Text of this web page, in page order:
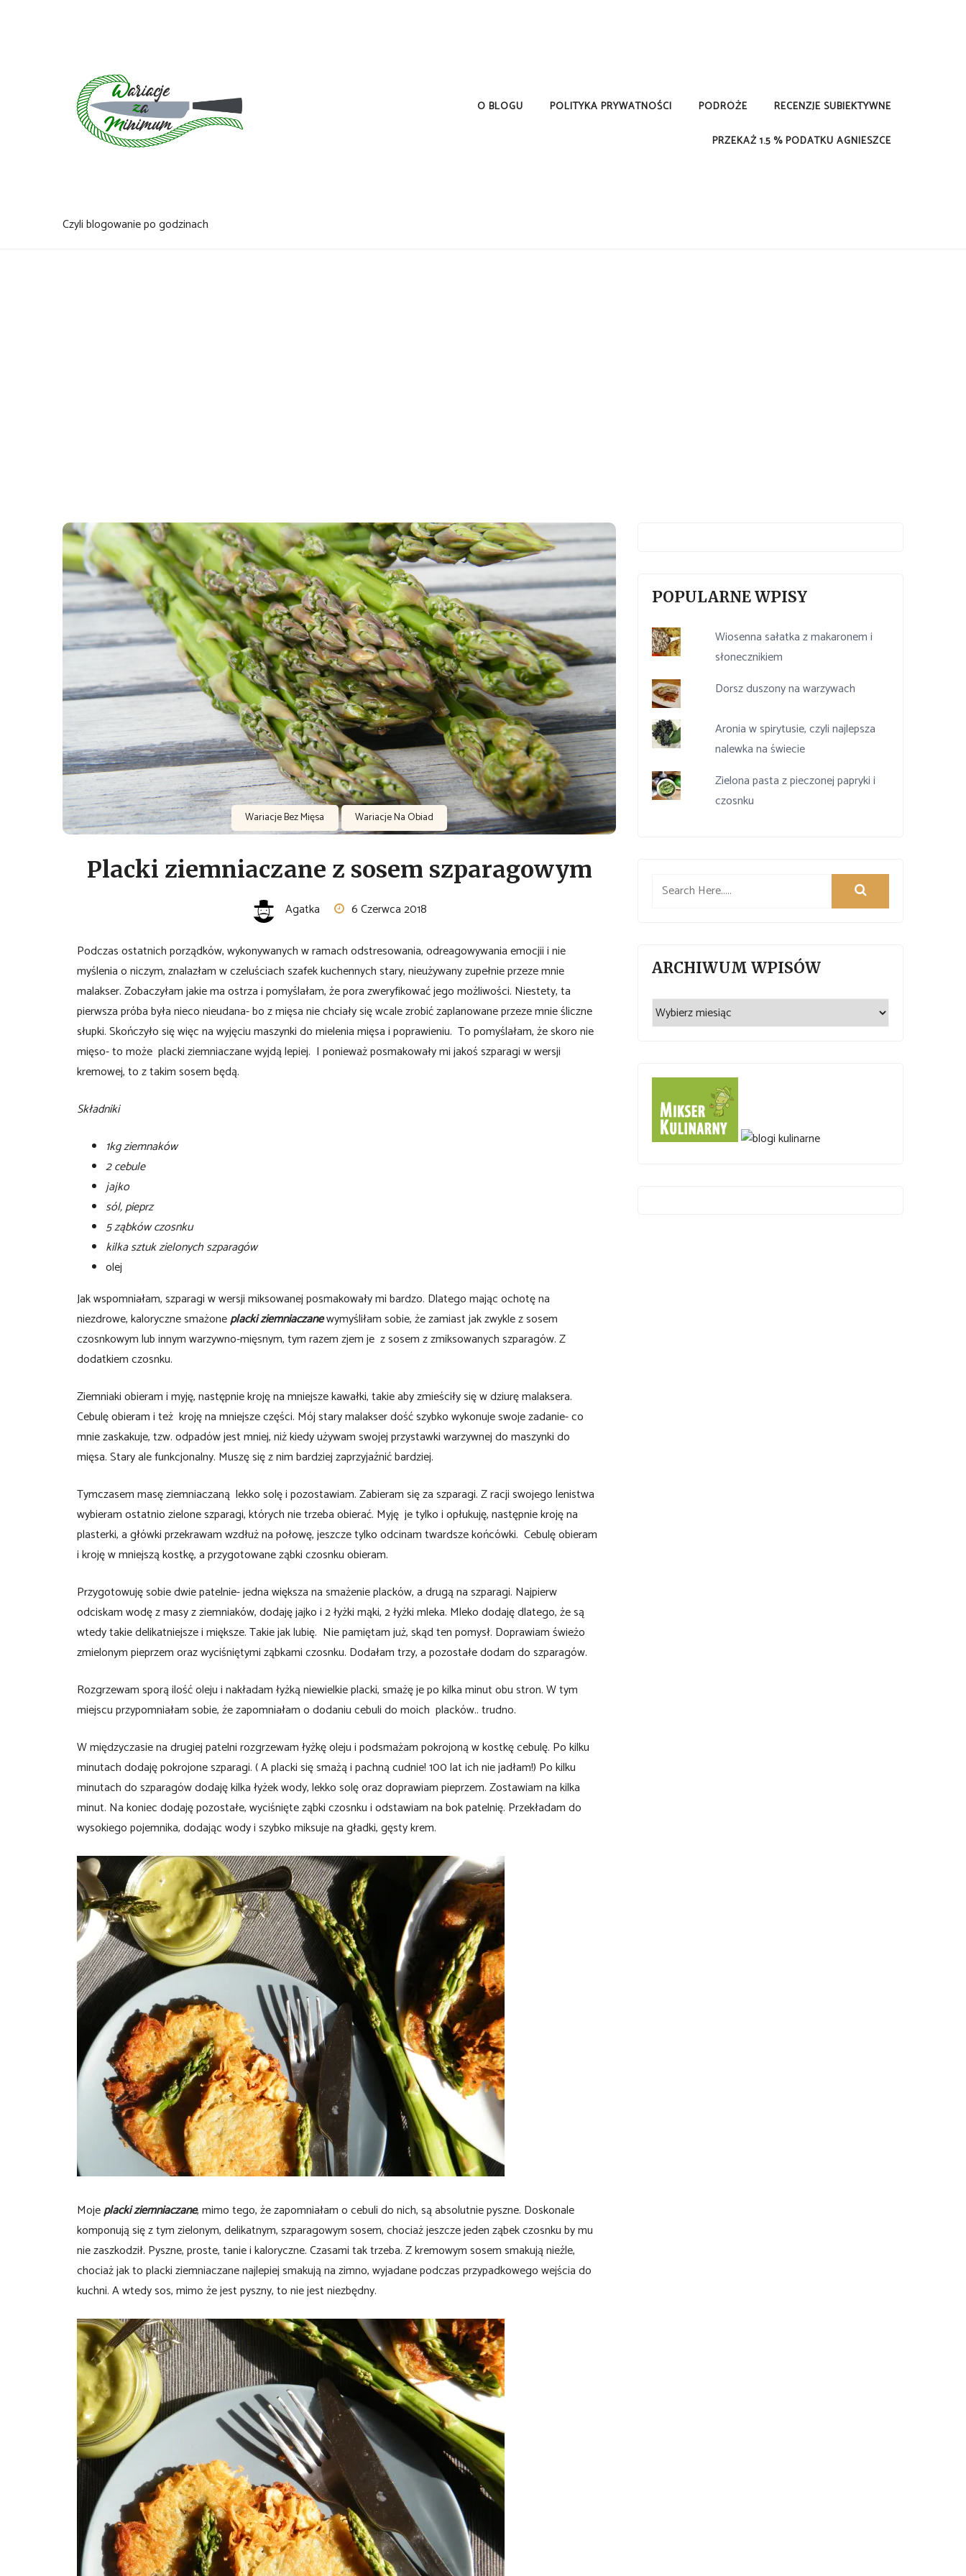
Czyli blogowanie po godzinach
O BLOGU POLITYKA PRYWATNOŚCI PODRÓŻE RECENZJE SUBIEKTYWNE
PRZEKAŻ 1.5 % PODATKU AGNIESZCE
Wariacje Bez Mięsa Wariacje Na Obiad
Placki ziemniaczane z sosem szparagowym
Agatka 6 Czerwca 2018
Podczas ostatnich porządków, wykonywanych w ramach odstresowania, odreagowywania emocjii i nie
myślenia o niczym, znalazłam w czeluściach szafek kuchennych stary, nieużywany zupełnie przeze mnie
malakser. Zobaczyłam jakie ma ostrza i pomyślałam, że pora zweryfikować jego możliwości. Niestety, ta
pierwsza próba była nieco nieudana- bo z mięsa nie chciały się wcale zrobić zaplanowane przeze mnie śliczne
słupki. Skończyło się więc na wyjęciu maszynki do mielenia mięsa i poprawieniu. To pomyślałam, że skoro nie
mięso- to może placki ziemniaczane wyjdą lepiej. I ponieważ posmakowały mi jakoś szparagi w wersji
kremowej, to z takim sosem będą.
Składniki
1kg ziemnaków
2 cebule
jajko
sól, pieprz
5 ząbków czosnku
kilka sztuk zielonych szparagów
olej
Jak wspomniałam, szparagi w wersji miksowanej posmakowały mi bardzo. Dlatego mając ochotę na
niezdrowe, kaloryczne smażoneplacki ziemniaczanewymyśliłam sobie, że zamiast jak zwykle z sosem
czosnkowym lub innym warzywno-mięsnym, tym razem zjem je z sosem z zmiksowanych szparagów. Z
dodatkiem czosnku.
Ziemniaki obieram i myję, następnie kroję na mniejsze kawałki, takie aby zmieściły się w dziurę malaksera.
Cebulę obieram i też kroję na mniejsze części. Mój stary malakser dość szybko wykonuje swoje zadanie- co
mnie zaskakuje, tzw. odpadów jest mniej, niż kiedy używam swojej przystawki warzywnej do maszynki do
mięsa. Stary ale funkcjonalny. Muszę się z nim bardziej zaprzyjaźnić bardziej.
Tymczasem masę ziemniaczaną lekko solę i pozostawiam. Zabieram się za szparagi. Z racji swojego lenistwa
wybieram ostatnio zielone szparagi, których nie trzeba obierać. Myję je tylko i opłukuję, następnie kroję na
plasterki, a główki przekrawam wzdłuż na połowę, jeszcze tylko odcinam twardsze końcówki. Cebulę obieram
i kroję w mniejszą kostkę, a przygotowane ząbki czosnku obieram.
Przygotowuję sobie dwie patelnie- jedna większa na smażenie placków, a drugą na szparagi. Najpierw
odciskam wodę z masy z ziemniaków, dodaję jajko i 2 łyżki mąki, 2 łyżki mleka. Mleko dodaję dlatego, że są
wtedy takie delikatniejsze i miększe. Takie jak lubię. Nie pamiętam już, skąd ten pomysł. Doprawiam świeżo
zmielonym pieprzem oraz wyciśniętymi ząbkami czosnku. Dodałam trzy, a pozostałe dodam do szparagów.
Rozgrzewam sporą ilość oleju i nakładam łyżką niewielkie placki, smażę je po kilka minut obu stron. W tym
miejscu przypomniałam sobie, że zapomniałam o dodaniu cebuli do moich placków.. trudno.
W międzyczasie na drugiej patelni rozgrzewam łyżkę oleju i podsmażam pokrojoną w kostkę cebulę. Po kilku
minutach dodaję pokrojone szparagi. ( A placki się smażą i pachną cudnie! 100 lat ich nie jadłam!) Po kilku
minutach do szparagów dodaję kilka łyżek wody, lekko solę oraz doprawiam pieprzem. Zostawiam na kilka
minut. Na koniec dodaję pozostałe, wyciśnięte ząbki czosnku i odstawiam na bok patelnię. Przekładam do
wysokiego pojemnika, dodając wody i szybko miksuje na gładki, gęsty krem.
Mojeplacki ziemniaczane, mimo tego, że zapomniałam o cebuli do nich, są absolutnie pyszne. Doskonale
komponują się z tym zielonym, delikatnym, szparagowym sosem, chociaż jeszcze jeden ząbek czosnku by mu
nie zaszkodził. Pyszne, proste, tanie i kaloryczne. Czasami tak trzeba. Z kremowym sosem smakują nieźle,
chociaż jak to placki ziemniaczane najlepiej smakują na zimno, wyjadane podczas przypadkowego wejścia do
kuchni. A wtedy sos, mimo że jest pyszny, to nie jest niezbędny.
POPULARNE WPISY
Wiosenna sałatka z makaronem i
słonecznikiem
Dorsz duszony na warzywach
Aronia w spirytusie, czyli najlepsza
nalewka na świecie
Zielona pasta z pieczonej papryki i
czosnku
ARCHIWUM WPISÓW
Archiwum
wpisów